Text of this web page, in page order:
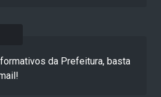
da Prefeitura, basta